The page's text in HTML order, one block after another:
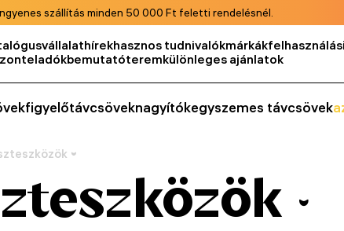
szállítás minden 50 000 Ft feletti rendelésnél.
vállalathírekhasznos tudnivalókmárkák
bemutatóteremkülönleges ajánlatok
figyelőtávcsöveknagyítókegyszemes távcsövek